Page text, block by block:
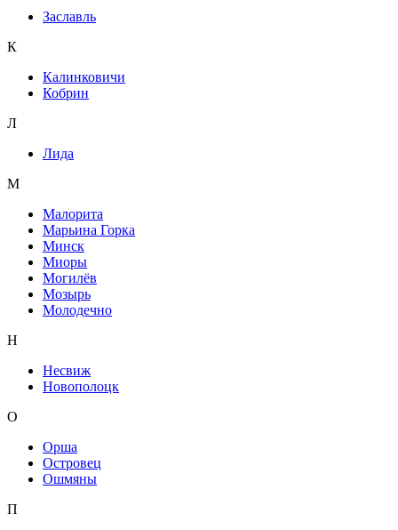
Заславль
К
Калинковичи
Кобрин
Л
Лида
М
Малорита
Марьина Горка
Минск
Миоры
Могилёв
Мозырь
Молодечно
Н
Несвиж
Новополоцк
О
Орша
Островец
Ошмяны
П